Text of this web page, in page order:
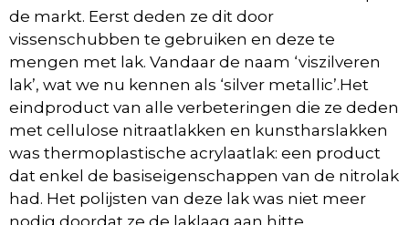
de markt. Eerst deden ze dit door
vissenschubben te gebruiken en deze te
mengen met lak. Vandaar de naam ‘viszilveren
lak’, wat we nu kennen als ‘silver metallic’.Het
eindproduct van alle verbeteringen die ze deden
met cellulose nitraatlakken en kunstharslakken
was thermoplastische acrylaatlak: een product
dat enkel de basiseigenschappen van de nitrolak
had. Het polijsten van deze lak was niet meer
nodig doordat ze de laklaag aan hitte